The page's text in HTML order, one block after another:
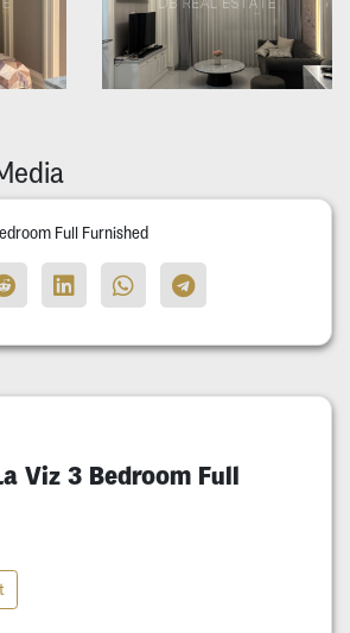
Full Furnished
Viz 3 Bedroom Full